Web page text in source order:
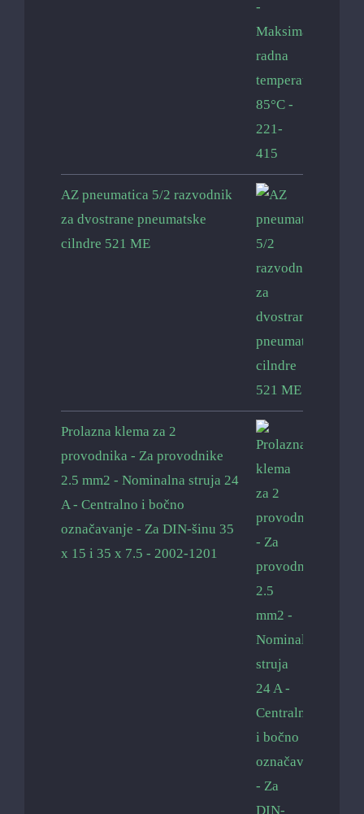
AZ pneumatica 5/2 razvodnik
za dvostrane pneumatske
cilndre 521 ME
Prolazna klema za 2
provodnika - Za provodnike
2.5 mm2 - Nominalna struja 24
A - Centralno i bočno
označavanje - Za DIN-šinu 35
x 15 i 35 x 7.5 - 2002-1201